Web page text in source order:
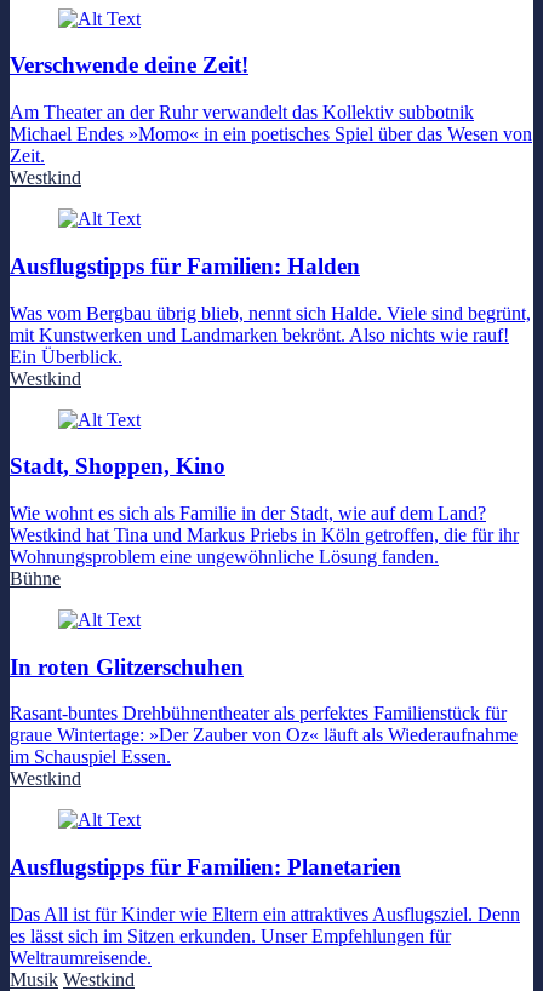
Verschwende deine Zeit!
Am Theater an der Ruhr verwandelt das Kollektiv subbotnik
Michael Endes »Momo« in ein poetisches Spiel über das Wesen von
Zeit.
Westkind
Ausflugstipps für Familien: Halden
Was vom Bergbau übrig blieb, nennt sich Halde. Viele sind begrünt,
mit Kunstwerken und Landmarken bekrönt. Also nichts wie rauf!
Ein Überblick.
Westkind
Stadt, Shoppen, Kino
Wie wohnt es sich als Familie in der Stadt, wie auf dem Land?
Westkind hat Tina und Markus Priebs in Köln getroffen, die für ihr
Wohnungsproblem eine ungewöhnliche Lösung fanden.
Bühne
In roten Glitzerschuhen
Rasant-buntes Drehbühnentheater als perfektes Familienstück für
graue Wintertage: »Der Zauber von Oz« läuft als Wiederaufnahme
im Schauspiel Essen.
Westkind
Ausflugstipps für Familien: Planetarien
Das All ist für Kinder wie Eltern ein attraktives Ausflugsziel. Denn
es lässt sich im Sitzen erkunden. Unser Empfehlungen für
Weltraumreisende.
Musik Westkind